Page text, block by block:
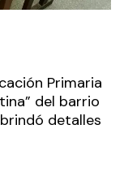
Primaria
del barrio
detalles